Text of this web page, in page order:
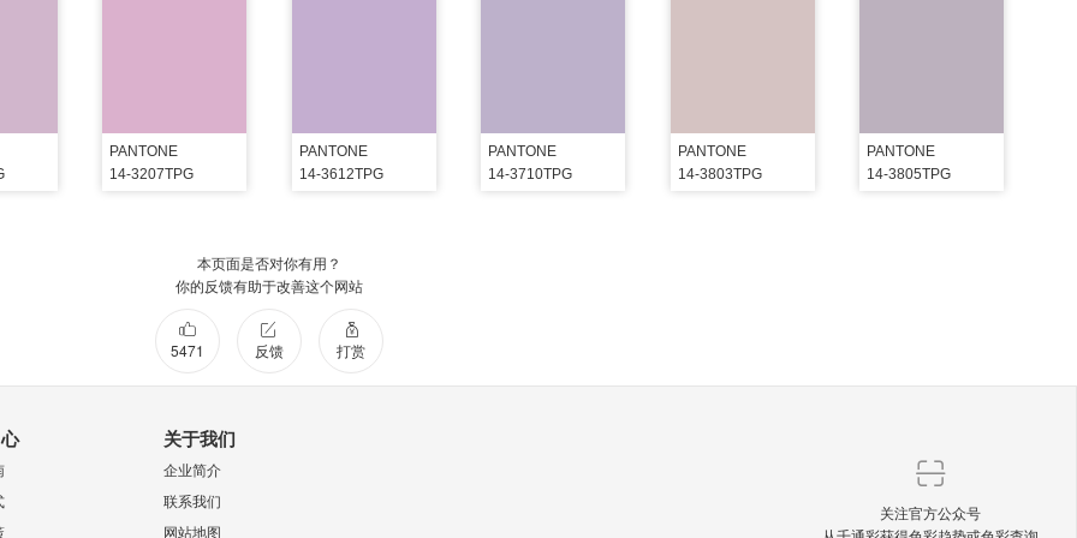
PANTONE
14-3207TPG
PANTONE
14-3612TPG
PANTONE
14-3710TPG
PANTONE
14-3803TPG
PANTONE
14-3805TPG
本页面是否对你有用？
你的反馈有助于改善这个网站
5471 反馈 打赏
关于我们
企业简介
联系我们
网站地图
关注官方公众号